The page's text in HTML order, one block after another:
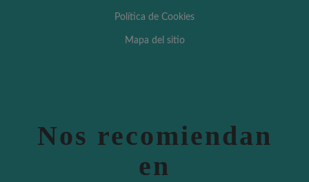
Política de Cookies
Mapa del sitio
Nos recomiendan
en